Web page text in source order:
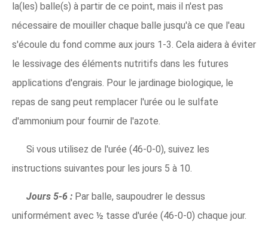
la(les) balle(s) à partir de ce point, mais il n'est pas
nécessaire de mouiller chaque balle jusqu'à ce que l'eau
s'écoule du fond comme aux jours 1-3. Cela aidera à éviter
le lessivage des éléments nutritifs dans les futures
applications d'engrais. Pour le jardinage biologique, le
repas de sang peut remplacer l'urée ou le sulfate
d'ammonium pour fournir de l'azote.
Si vous utilisez de l'urée (46-0-0), suivez les
instructions suivantes pour les jours 5 à 10.
Jours 5-6 : Par balle, saupoudrer le dessus
uniformément avec ½ tasse d'urée (46-0-0) chaque jour.